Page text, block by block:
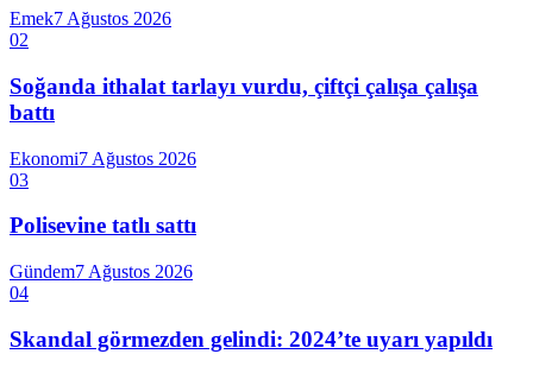
Emek7 Ağustos 2026
02
Soğanda ithalat tarlayı vurdu, çiftçi çalışa çalışa
battı
Ekonomi7 Ağustos 2026
03
Polisevine tatlı sattı
Gündem7 Ağustos 2026
04
Skandal görmezden gelindi: 2024’te uyarı yapıldı